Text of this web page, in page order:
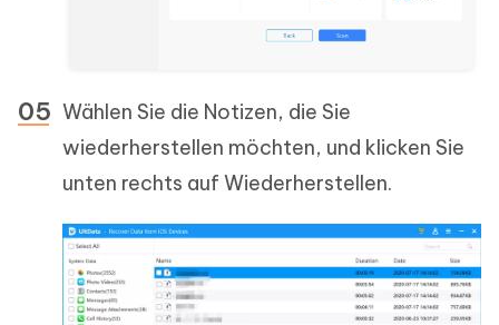
Wählen Sie die Notizen, die Sie
wiederherstellen möchten, und klicken Sie
unten rechts auf Wiederherstellen.